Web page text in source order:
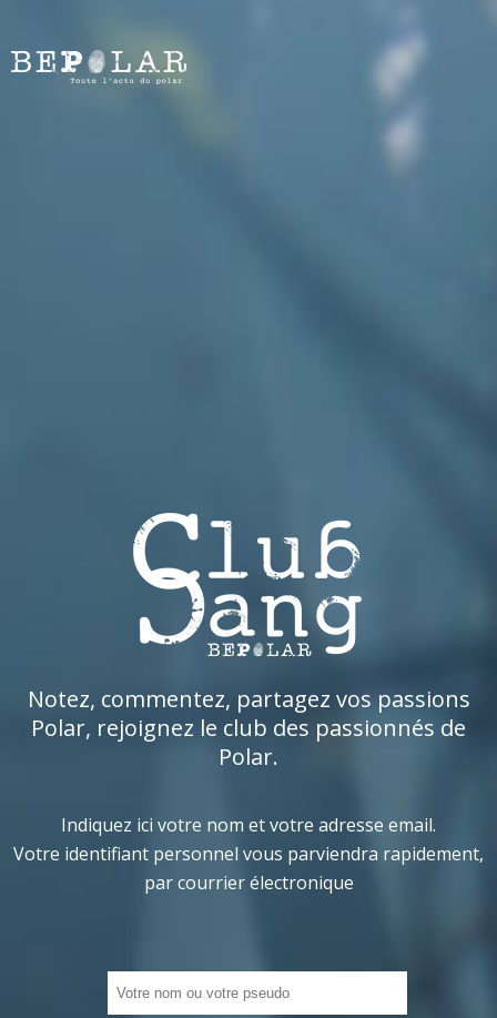
Notez, commentez, partagez vos passions
Polar, rejoignez le club des passionnés de
Polar.
Indiquez ici votre nom et votre adresse email.
Votre identifiant personnel vous parviendra rapidement,
par courrier électronique